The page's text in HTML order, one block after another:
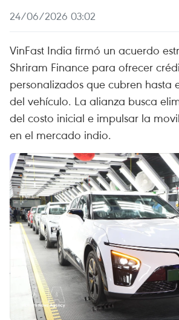
24/06/2026 03:02
VinFast India firmó un acuerdo
Shriram Finance para ofrecer
personalizados que cubren hasta
del vehículo. La alianza busca
del costo inicial e impulsar la
en el mercado indio.